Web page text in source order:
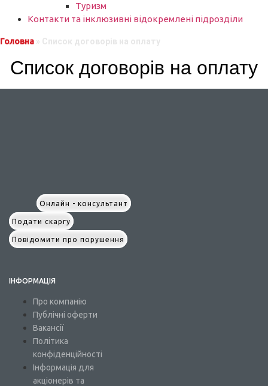
Туризм
Контакти та інклюзивні відокремлені підрозділи
Головна » Список договорів на оплату
Список договорів на оплату
Онлайн - консультант
Подати скаргу
Повідомити про порушення
ІНФОРМАЦІЯ
Про компанію
Публічні оферти
Вакансії
Політика
конфіденційності
Інформація для
акціонерів та